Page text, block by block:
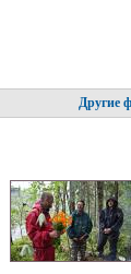
Другие